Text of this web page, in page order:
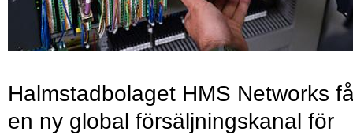
Halmstadbolaget HMS Networks
en ny global försäljningskanal för